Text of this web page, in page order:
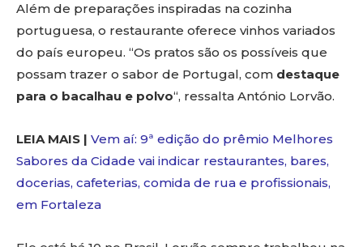
Além de preparações inspiradas na cozinha
portuguesa, o restaurante oferece vinhos variados
do país europeu. “Os pratos são os possíveis que
possam trazer o sabor de Portugal, com destaque
para o bacalhau e polvo“, ressalta António Lorvão.
LEIA MAIS | Vem aí: 9ª edição do prêmio Melhores
Sabores da Cidade vai indicar restaurantes, bares,
docerias, cafeterias, comida de rua e profissionais,
em Fortaleza